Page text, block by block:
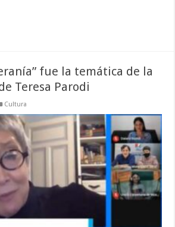
fue la temática de la
Teresa Parodi
Cultura